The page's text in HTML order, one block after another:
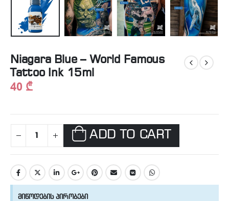
Niagara Blue – World Famous
Tattoo Ink 15ml
40 ₾
ADD TO CART
მიწოდების პირობები